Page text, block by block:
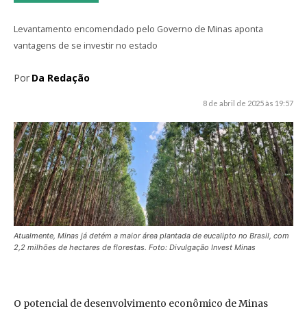
Levantamento encomendado pelo Governo de Minas aponta
vantagens de se investir no estado
Por Da Redação
8 de abril de 2025 às 19:57
Atualmente, Minas já detém a maior área plantada de eucalipto no Brasil, com
2,2 milhões de hectares de florestas. Foto: Divulgação Invest Minas
O potencial de desenvolvimento econômico de Minas